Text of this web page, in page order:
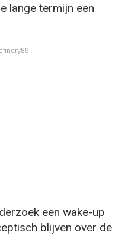
lange termijn een
een wake-up
blijven over de